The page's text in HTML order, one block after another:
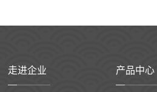
走进企业 产品中心